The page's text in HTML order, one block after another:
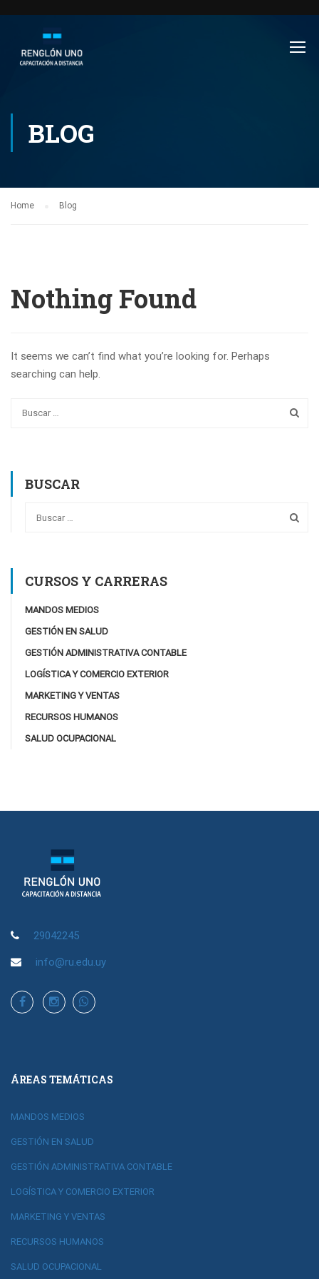
BLOG
Home Blog
Nothing Found
It seems we can’t find what you’re looking for. Perhaps
searching can help.
BUSCAR
CURSOS Y CARRERAS
MANDOS MEDIOS
GESTIÓN EN SALUD
GESTIÓN ADMINISTRATIVA CONTABLE
LOGÍSTICA Y COMERCIO EXTERIOR
MARKETING Y VENTAS
RECURSOS HUMANOS
SALUD OCUPACIONAL
29042245
info@ru.edu.uy
ÁREAS TEMÁTICAS
MANDOS MEDIOS
GESTIÓN EN SALUD
GESTIÓN ADMINISTRATIVA CONTABLE
LOGÍSTICA Y COMERCIO EXTERIOR
MARKETING Y VENTAS
RECURSOS HUMANOS
SALUD OCUPACIONAL